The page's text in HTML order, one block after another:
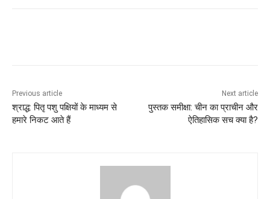
Previous article
श्राद्ध: पितृ पशु पक्षियों के माध्यम से
हमारे निकट आते हैं
Next article
पुस्तक समीक्षा: चीन का प्राचीन और
ऐतिहासिक सच क्या है?